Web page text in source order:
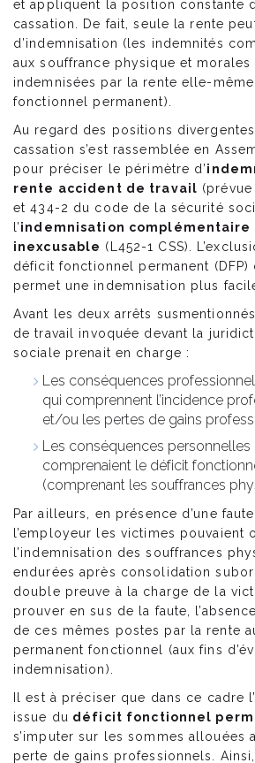
et appliquent la position constante
cassation. De fait, seule la rente
d’indemnisation (les indemnités
aux souffrance physique et morales
indemnisées par la rente elle-
fonctionnel permanent).
Au regard des positions
cassation s’est rassemblée en
pour préciser le périmètre d’
rente accident de travail
et 434-2 du code de la sécurité
l’indemnisation complémentaire
inexcusable (L452-1 CSS).
déficit fonctionnel permanent (DFP)
permet une indemnisation plus
Avant les deux arrêts
de travail invoquée devant la
sociale prenait en charge :
Les conséquences
qui comprennent l’incidence
et/ou les pertes de gains
Les conséquences personnelles
comprenaient le déficit
(comprenant les souffrances
Par ailleurs, en présence d’une
l’employeur les victimes pouvaient
l’indemnisation des souffrances
endurées après consolidation
double preuve à la charge de la
prouver en sus de la faute,
de ces mêmes postes par la rente
permanent fonctionnel (aux fins
indemnisation).
Il est à préciser que dans ce cadre
issue du déficit fonctionnel
s’imputer sur les sommes allouées
perte de gains professionnels.